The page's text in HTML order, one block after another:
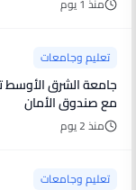
تعليم وجامعات
جامعة الشرق الأوسط
مع صندوق الأمان
منذ 2 يوم
تعليم وجامعات